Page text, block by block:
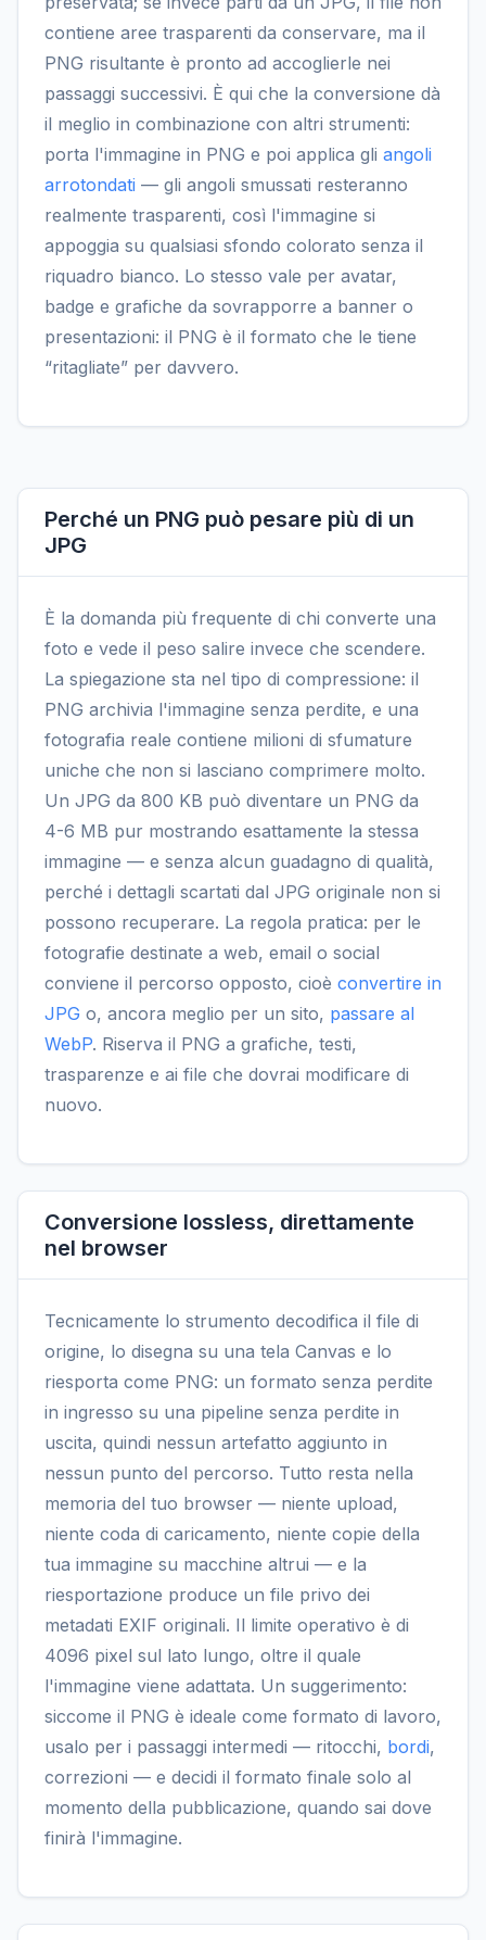
contiene aree trasparenti da conservare, ma il
PNG risultante è pronto ad accoglierle nei
passaggi successivi. È qui che la conversione dà
il meglio in combinazione con altri strumenti:
porta l'immagine in PNG e poi applica gli angoli
arrotondati — gli angoli smussati resteranno
realmente trasparenti, così l'immagine si
appoggia su qualsiasi sfondo colorato senza il
riquadro bianco. Lo stesso vale per avatar,
badge e grafiche da sovrapporre a banner o
presentazioni: il PNG è il formato che le tiene
“ritagliate” per davvero.
Perché un PNG può pesare più di un
JPG
È la domanda più frequente di chi converte una
foto e vede il peso salire invece che scendere.
La spiegazione sta nel tipo di compressione: il
PNG archivia l'immagine senza perdite, e una
fotografia reale contiene milioni di sfumature
uniche che non si lasciano comprimere molto.
Un JPG da 800 KB può diventare un PNG da
4-6 MB pur mostrando esattamente la stessa
immagine — e senza alcun guadagno di qualità,
perché i dettagli scartati dal JPG originale non si
possono recuperare. La regola pratica: per le
fotografie destinate a web, email o social
conviene il percorso opposto, cioè convertire in
JPG o, ancora meglio per un sito, passare al
WebP. Riserva il PNG a grafiche, testi,
trasparenze e ai file che dovrai modificare di
nuovo.
Conversione lossless, direttamente
nel browser
Tecnicamente lo strumento decodifica il file di
origine, lo disegna su una tela Canvas e lo
riesporta come PNG: un formato senza perdite
in ingresso su una pipeline senza perdite in
uscita, quindi nessun artefatto aggiunto in
nessun punto del percorso. Tutto resta nella
memoria del tuo browser — niente upload,
niente coda di caricamento, niente copie della
tua immagine su macchine altrui — e la
riesportazione produce un file privo dei
metadati EXIF originali. Il limite operativo è di
4096 pixel sul lato lungo, oltre il quale
l'immagine viene adattata. Un suggerimento:
siccome il PNG è ideale come formato di lavoro,
usalo per i passaggi intermedi — ritocchi, bordi,
correzioni — e decidi il formato finale solo al
momento della pubblicazione, quando sai dove
finirà l'immagine.